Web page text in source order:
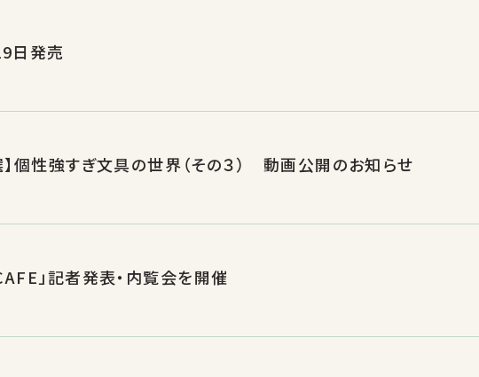
日発売
個性強すぎ文具の世界（その３） 動画公開のお知らせ
」記者発表・内覧会を開催